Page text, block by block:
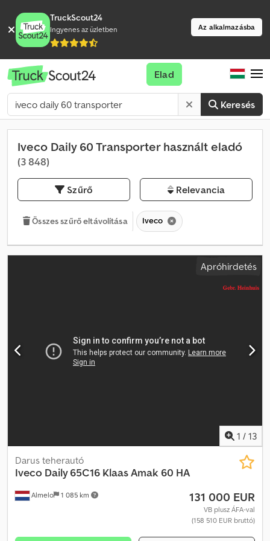
TruckScout24
Ingyenes az üzletben Az alkalmazásba
Keresés
Elad
Iveco Daily 60 Transporter használt eladó
(3 848)
Szűrő Relevancia
Összes szűrő eltávolítása Iveco
Apróhirdetés
1 / 13
Almelo 1 085 km
Darus teherautó
Iveco Daily 65C16 Klaas Amak 60 HA
131 000 EUR
VB plusz ÁFA-val
(158 510 EUR bruttó)